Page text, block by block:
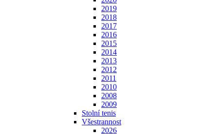
2019
2018
2017
2016
2015
2014
2013
2012
2011
2010
2008
2009
Stolní tenis
Všestrannost
2026